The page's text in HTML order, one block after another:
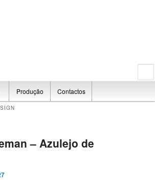
Produção Contactos
– Azulejo de